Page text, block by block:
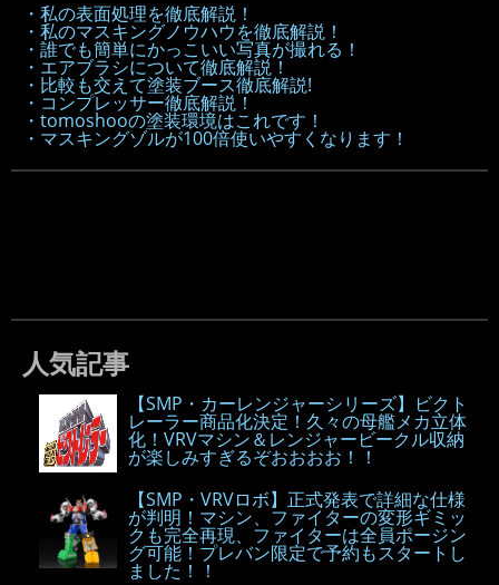
・私の表面処理を徹底解説！
・私のマスキングノウハウを徹底解説！
・誰でも簡単にかっこいい写真が撮れる！
・エアブラシについて徹底解説！
・比較も交えて塗装ブース徹底解説!
・コンプレッサー徹底解説！
・tomoshooの塗装環境はこれです！
・マスキングゾルが100倍使いやすくなります！
人気記事
【SMP・カーレンジャーシリーズ】ビクト
レーラー商品化決定！久々の母艦メカ立体
化！VRVマシン＆レンジャービークル収納
が楽しみすぎるぞおおおお！！
【SMP・VRVロボ】正式発表で詳細な仕様
が判明！マシン、ファイターの変形ギミッ
クも完全再現、ファイターは全員ポージン
グ可能！プレバン限定で予約もスタートし
ました！！